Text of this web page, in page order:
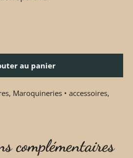
au panier
, Maroquineries • accessoires,
complémentaires